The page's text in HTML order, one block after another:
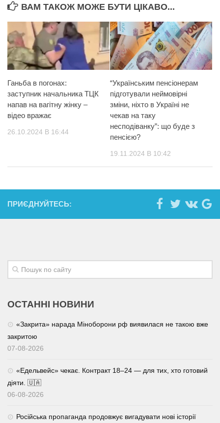
ВАМ ТАКОЖ МОЖЕ БУТИ ЦІКАВО...
Ганьба в погонах:
заступник начальника ТЦК
напав на вагітну жінку –
відео вражає
26.10.2024 В 16:44
“Українським пенсіонерам
підготували неймовірні
зміни, ніхто в Україні не
чекав на таку
несподіванку”: що буде з
пенсією?
19.11.2024 В 10:42
ПРИЄДНУЙТЕСЬ:
ОСТАННІ НОВИНИ
«Закрита» нарада Міноборони рф виявилася не такою вже
закритою
07-08-2026
«Едельвейс» чекає. Контракт 18–24 — для тих, хто готовий
діяти. 🇺🇦
06-08-2026
Російська пропаганда продовжує вигадувати нові історії